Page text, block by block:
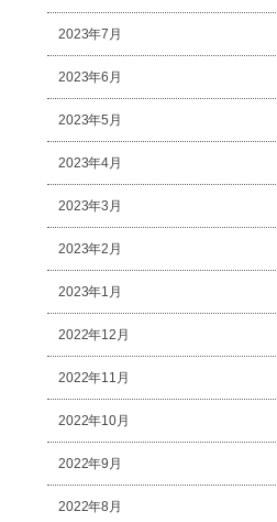
2023年7月
2023年6月
2023年5月
2023年4月
2023年3月
2023年2月
2023年1月
2022年12月
2022年11月
2022年10月
2022年9月
2022年8月